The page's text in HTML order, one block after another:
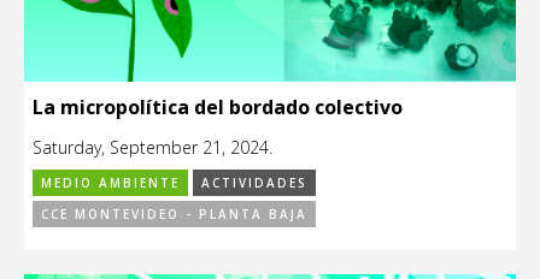
La micropolítica del bordado colectivo
Saturday, September 21, 2024.
MEDIO AMBIENTE
ACTIVIDADES
CCE MONTEVIDEO - PLANTA BAJA